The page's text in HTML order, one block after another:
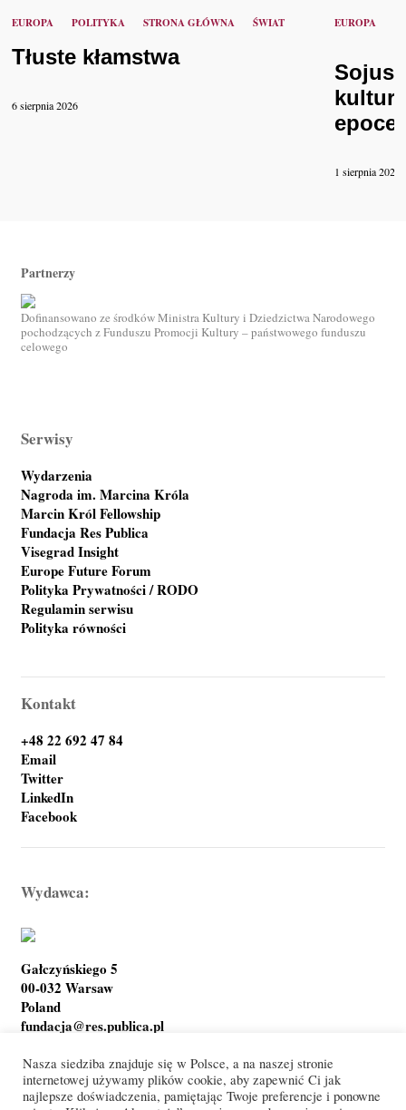
EUROPA POLITYKA STRONA GŁÓWNA ŚWIAT
Tłuste kłamstwa
6 sierpnia 2026
EUROPA
epoce
1 sierpnia 2026
Partnerzy
Dofinansowano ze środków Ministra Kultury i Dziedzictwa Narodowego
pochodzących z Funduszu Promocji Kultury – państwowego funduszu
celowego
Serwisy
Wydarzenia
Nagroda im. Marcina Króla
Marcin Król Fellowship
Fundacja Res Publica
Visegrad Insight
Europe Future Forum
Polityka Prywatności / RODO
Regulamin serwisu
Polityka równości
Kontakt
+48 22 692 47 84
Email
Twitter
LinkedIn
Facebook
Wydawca:
Gałczyńskiego 5
00-032 Warsaw
Poland
fundacja@res.publica.pl
Nasza siedziba znajduje się w Polsce, a na naszej stronie
internetowej używamy plików cookie, aby zapewnić Ci jak
najlepsze doświadczenia, pamiętając Twoje preferencje i ponowne